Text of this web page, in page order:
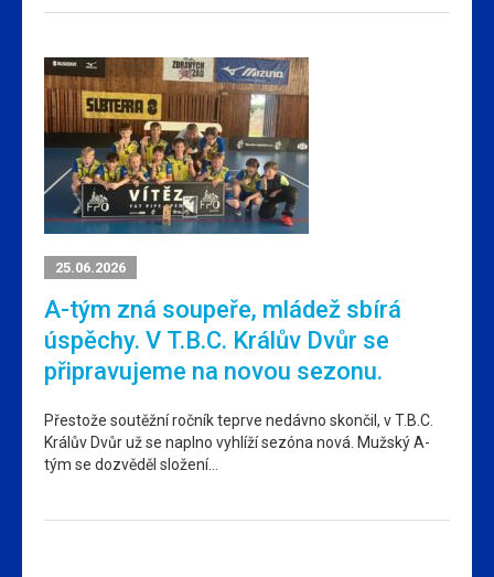
25.06.2026
A-tým zná soupeře, mládež sbírá
úspěchy. V T.B.C. Králův Dvůr se
připravujeme na novou sezonu.
Přestože soutěžní ročník teprve nedávno skončil, v T.B.C.
Králův Dvůr už se naplno vyhlíží sezóna nová. Mužský A-
tým se dozvěděl složení…